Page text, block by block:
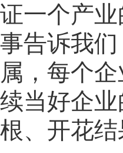
证一个产
事告诉我
属，每个
续当好企
根、开花结